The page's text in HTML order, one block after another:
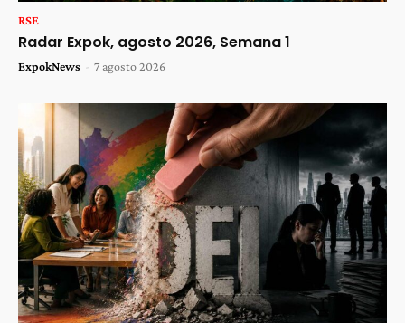
RSE
Radar Expok, agosto 2026, Semana 1
ExpokNews - 7 agosto 2026